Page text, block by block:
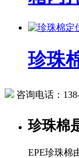
珍珠
咨询电话：
珍珠棉
EPE珍珠棉